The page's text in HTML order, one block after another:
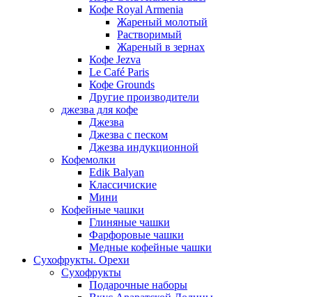
Кофе Royal Armenia
Жареный молотый
Растворимый
Жареный в зернах
Кофе Jezva
Le Café Paris
Кофе Grounds
Другие производители
джезва для кофе
Джезва
Джезва с песком
Джезва индукционной
Кофемолки
Edik Balyan
Классичиские
Мини
Кофейные чашки
Глиняные чашки
Фарфоровые чашки
Медные кофейные чашки
Сухофрукты. Орехи
Сухофрукты
Подарочные наборы